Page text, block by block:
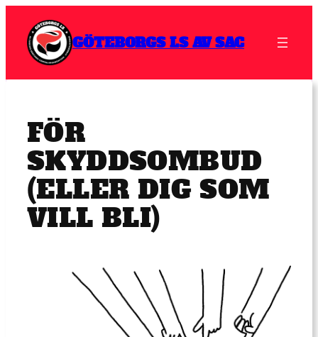
innehåll
GÖTEBORGS LS AV SAC
FÖR
SKYDDSOMBUD
(ELLER DIG SOM
VILL BLI)